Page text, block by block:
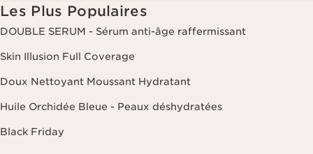
Les Plus Populaires
DOUBLE SERUM - Sérum anti-âge raffermissant
Skin Illusion Full Coverage
Doux Nettoyant Moussant Hydratant
Huile Orchidée Bleue - Peaux déshydratées
Black Friday